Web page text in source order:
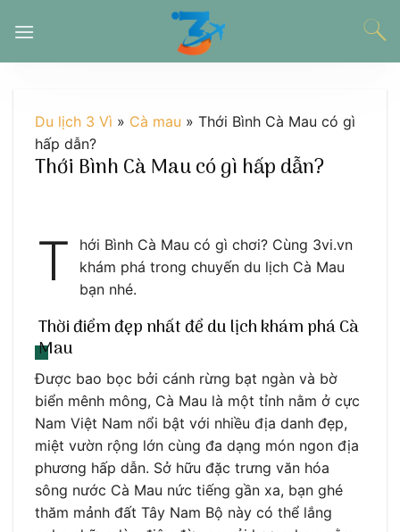
đến
Du lịch 3 Vì » Cà mau » Thới Bình Cà Mau có gì
hấp dẫn?
Thới Bình Cà Mau có gì hấp dẫn?
T
hới Bình Cà Mau có gì chơi? Cùng 3vi.vn
khám phá trong chuyến du lịch Cà Mau
bạn nhé.
Thời điểm đẹp nhất để du lịch khám phá Cà
Mau
Được bao bọc bởi cánh rừng bạt ngàn và bờ
biển mênh mông, Cà Mau là một tỉnh nằm ở cực
Nam Việt Nam nổi bật với nhiều địa danh đẹp,
miệt vườn rộng lớn cùng đa dạng món ngon địa
phương hấp dẫn. Sở hữu đặc trưng văn hóa
sông nước Cà Mau nức tiếng gần xa, bạn ghé
thăm mảnh đất Tây Nam Bộ này có thể lắng